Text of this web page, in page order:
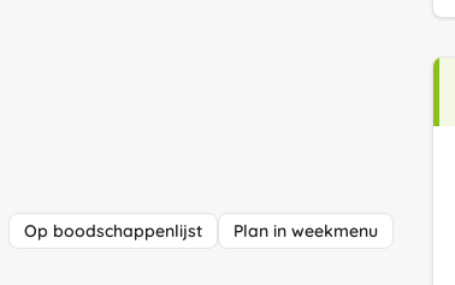
Op boodschappenlijst Plan in weekmenu